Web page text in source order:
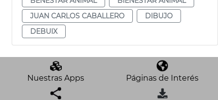
JUAN CARLOS CABALLERO
DIBUJO
DEBUIX
Nuestras Apps Páginas de Interés